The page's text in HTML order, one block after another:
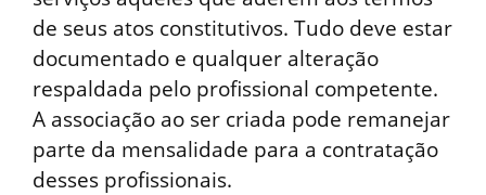
de seus atos constitutivos. Tudo deve estar
documentado e qualquer alteração
respaldada pelo profissional competente.
A associação ao ser criada pode remanejar
parte da mensalidade para a contratação
desses profissionais.